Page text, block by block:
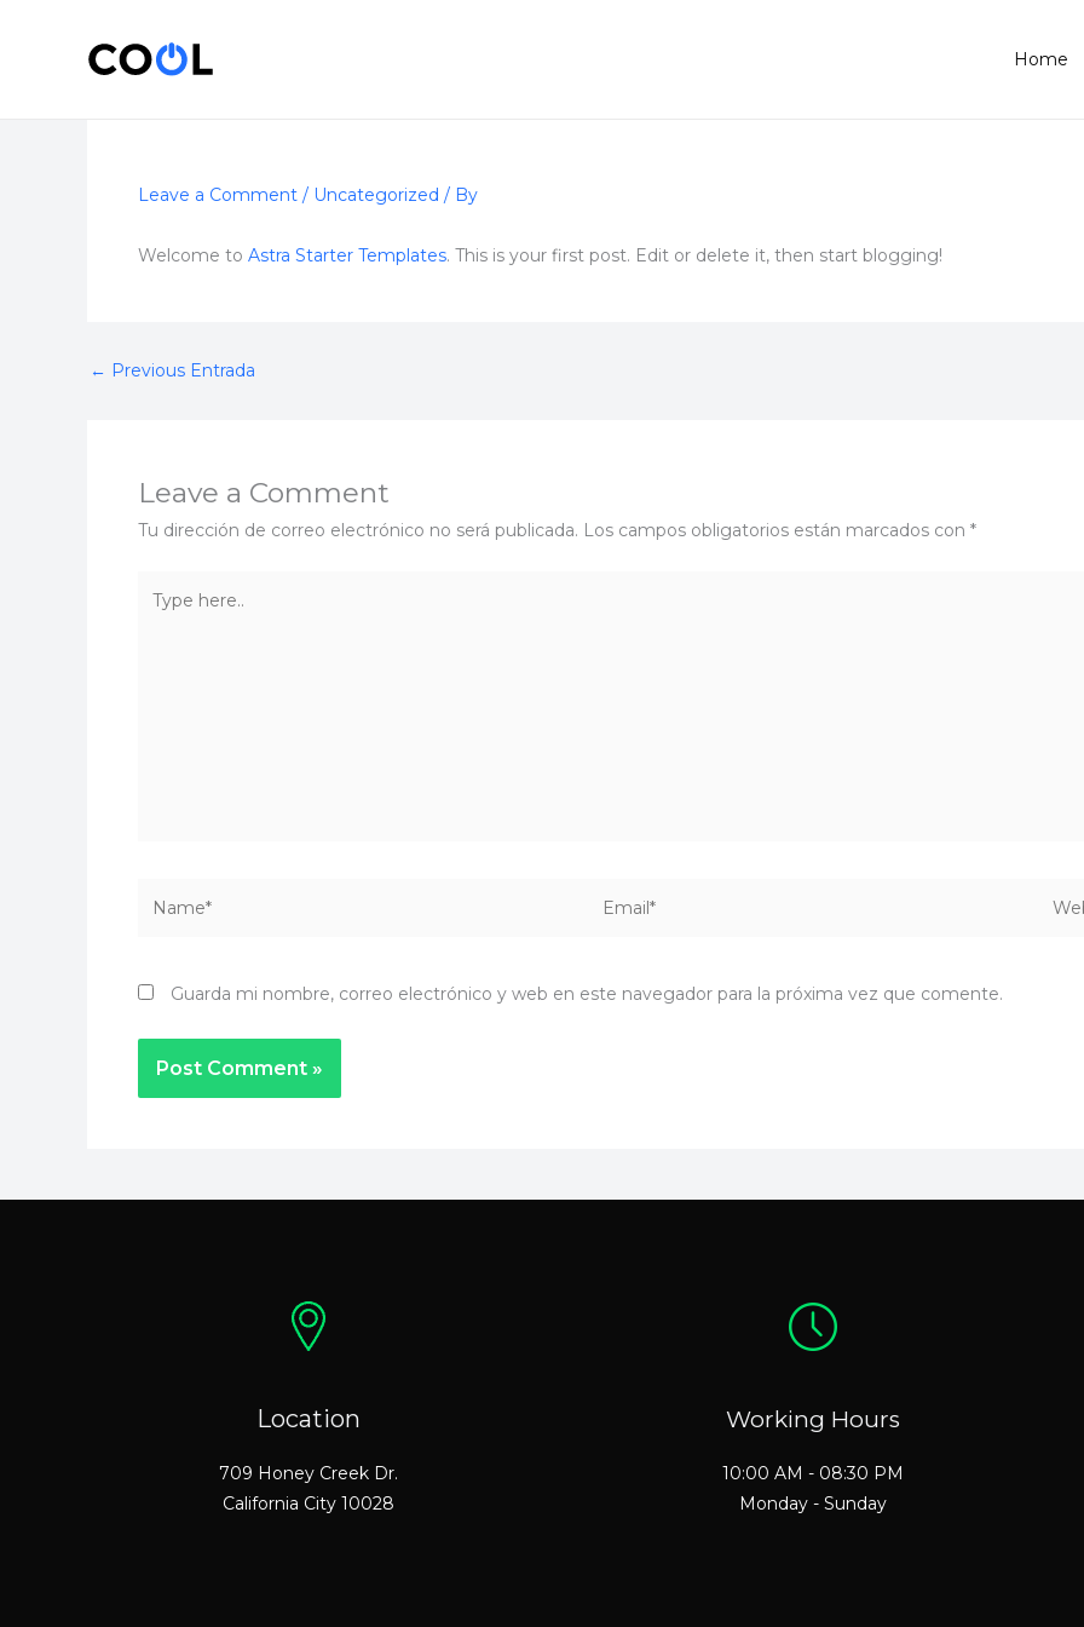
Home
Leave a Comment / Uncategorized / By
Welcome to Astra Starter Templates. This is your first post. Edit or delete it, then start blogging!
← Previous Entrada
Leave a Comment
Tu dirección de correo electrónico no será publicada. Los campos obligatorios están marcados con *
here..
Guarda mi nombre, correo electrónico y web en este navegador para la próxima vez que comente.
Location
709 Honey Creek Dr.
California City 10028
Working Hours
10:00 AM - 08:30 PM
Monday - Sunday